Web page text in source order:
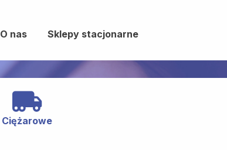
O nas Sklepy stacjonarne
Ciężarowe